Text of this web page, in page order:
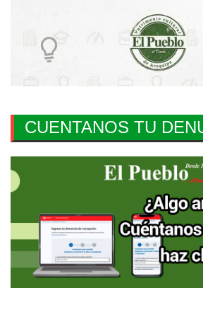
CUENTANOS TU